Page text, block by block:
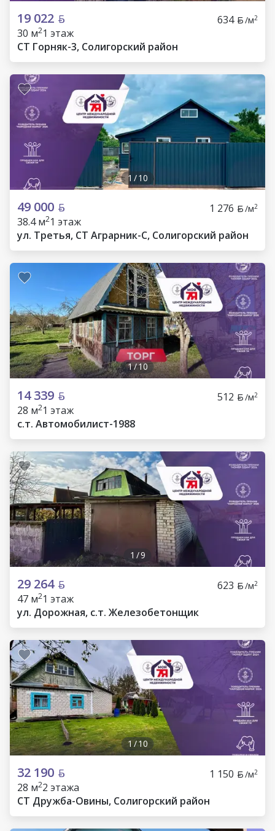
19 022 634 /м2
30 м21 этаж
СТ Горняк-3, Солигорский район
1 /10
49 000 1 276 /м2
38.4 м21 этаж
ул. Третья, СТ Аграрник-С, Солигорский район
1/10
14 339 512 /м2
28 м21 этаж
c.т. Автомобилист-1988
1 /9
29 264 623 /м2
47 м21 этаж
ул. Дорожная, с.т. Железобетонщик
1/10
32 190 1 150 /м2
28 м22 этажа
СТ Дружба-Овины, Солигорский район